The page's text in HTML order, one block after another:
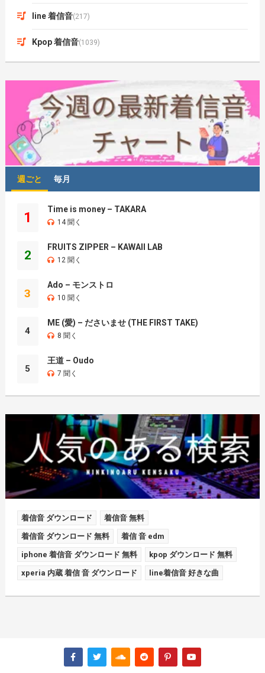
line 着信音(217)
Kpop 着信音(1039)
週ごと 毎月
1
Time is money – TAKARA
14 聞く
2
FRUITS ZIPPER – KAWAII LAB
12 聞く
3
Ado – モンストロ
10 聞く
4
ME (愛) – ださいませ (THE FIRST TAKE)
8 聞く
5
王道 – Oudo
7 聞く
着信音 ダウンロード 着信音 無料
着信音 ダウンロード 無料 着信 音 edm
iphone 着信音 ダウンロード 無料 kpop ダウンロード 無料
xperia 内蔵 着信 音 ダウンロード line着信音 好きな曲